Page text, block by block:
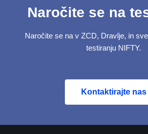
Naročite se na
Naročite se na v ZCD, Dravlje, in
testiranju NIFTY.
Kontaktirajte nas